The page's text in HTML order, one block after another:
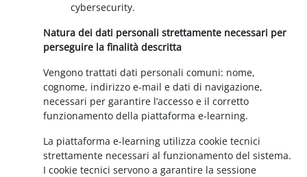
cybersecurity.
Natura dei dati personali strettamente necessari per
perseguire la finalità descritta
Vengono trattati dati personali comuni: nome,
cognome, indirizzo e-mail e dati di navigazione,
necessari per garantire l’accesso e il corretto
funzionamento della piattaforma e-learning.
La piattaforma e-learning utilizza cookie tecnici
strettamente necessari al funzionamento del sistema.
I cookie tecnici servono a garantire la sessione